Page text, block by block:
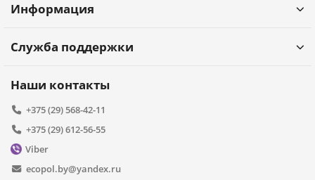
водостойкость, стабильность, прочность, сочетаемость с
характеристики Alta Step
Абсолютная устойчивость к воздействию влаги
Возможность укладки на полы с подогревом
Сертификаты качества для использования в
Эмиссия вредных веществ равна 0
Информация
Служба поддержки
Наши контакты
+375 (29) 568-42-11
+375 (29) 612-56-55
Viber
ecopol.by@yandex.ru